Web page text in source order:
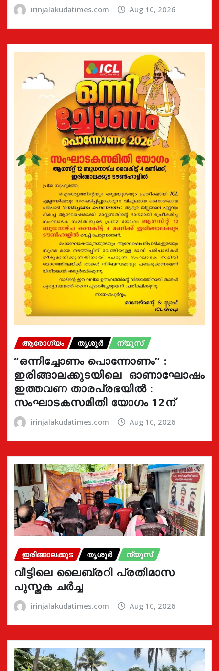
irinjalakudatimes.com Aug 10, 2026
ആരോഗ്യം തൃശൂർ ന്യൂസ്
“ഒന്നിച്ചോണം പൊന്നോണം” :
ഇരിങ്ങാലക്കുടയിലെ ഓണാഘോഷം
ഇത്തവണ താരപ്രഭയിൽ :
സംഘാടകസമിതി യോഗം 12ന്
irinjalakudatimes.com Aug 10, 2026
ഇരിങ്ങാലക്കുട തൃശൂർ ന്യൂസ്
വീട്ടിലെ ലൈബ്രറി പ്രതിമാസ
പുസ്തക ചർച്ച
irinjalakudatimes.com Aug 10, 2026